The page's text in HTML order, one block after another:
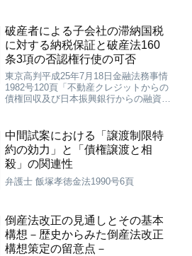
産者の納税保証によって国税を滞納する
子会社Aからの債...
破産者による子会社の滞納国税
に対する納税保証と破産法160
条3項の否認権行使の可否
東京高判平成25年7月18日金融法務事情
1982号120頁「不動産クレジットからの
債権回収及び日本振興銀行からの融資
わち、同社からの債権回収は、もともと
破産者の責任財産...
中間試案における「譲渡制限特
約の効力」と「債権譲渡と相
殺」の関連性
弁護士 飯塚孝徳金法1990号6頁
倒産法改正の見通しとその基本
構想－歴史からみた倒産法改正
構想策定の留意点－